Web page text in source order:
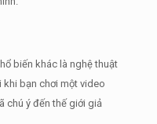
biến khác là nghệ thuật
khi bạn chơi một video
chú ý đến thế giới giả